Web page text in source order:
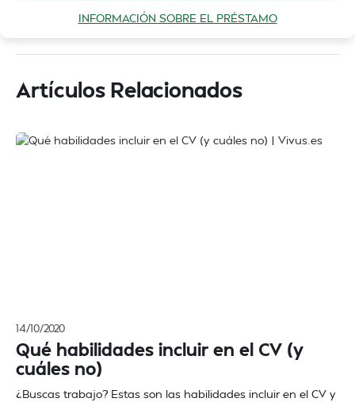
INFORMACIÓN SOBRE EL PRÉSTAMO
Artículos Relacionados
14/10/2020
Qué habilidades incluir en el CV (y
cuáles no)
¿Buscas trabajo? Estas son las habilidades incluir en el CV y